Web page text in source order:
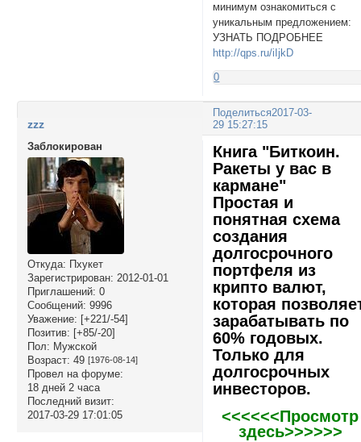
минимум ознакомиться с
уникальным предложением:
УЗНАТЬ ПОДРОБНЕЕ
http://qps.ru/iIjkD
0
Поделиться2017-03-
29 15:27:15
zzz
Заблокирован
Откуда: Пхукет
Зарегистрирован: 2012-01-01
Приглашений: 0
Сообщений: 9996
Уважение: [+221/-54]
Позитив: [+85/-20]
Пол: Мужской
Возраст: 49 [1976-08-14]
Провел на форуме:
18 дней 2 часа
Последний визит:
2017-03-29 17:01:05
Книга "Биткоин.
Ракеты у вас в
кармане"
Простая и
понятная схема
создания
долгосрочного
портфеля из
крипто валют,
которая
зарабатывать по
60% годовых.
Только для
долгосрочных
инвесторов.
<<<<<<Просмотр
здесь>>>>>>